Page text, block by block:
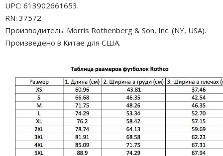
UPC: 613902661653.
RN: 37572.
Производитель: Morris Rothenberg & Son, Inc. (NY, USA).
Произведено в Китае для США.